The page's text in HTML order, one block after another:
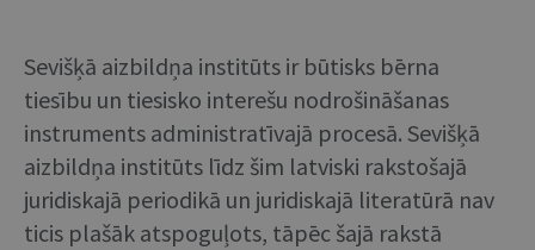
Sevišķā aizbildņa institūts ir būtisks bērna
tiesību un tiesisko interešu nodrošināšanas
instruments administratīvajā procesā. Sevišķā
aizbildņa institūts līdz šim latviski rakstošajā
juridiskajā periodikā un juridiskajā literatūrā nav
ticis plašāk atspoguļots, tāpēc šajā rakstā